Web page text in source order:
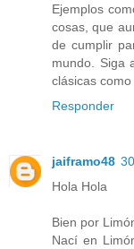
Ejemplos
cosas, que
de cumplir
mundo. Siga
clásicas
Responder
jaiframo48
Hola Hola
Bien por
Nací en